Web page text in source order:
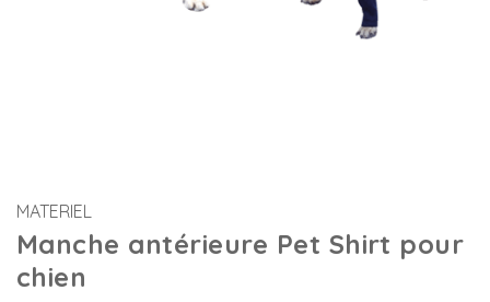
MATERIEL
Manche antérieure Pet Shirt pour
chien